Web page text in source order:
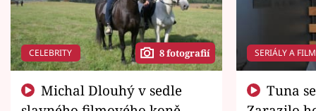
CELEBRITY 8 fotografií SERIÁLY A